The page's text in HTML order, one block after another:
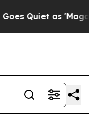
as 'Maga Media